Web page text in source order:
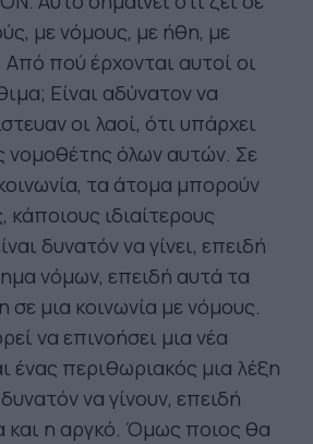
με νόμους, με ήθη, με
πού έρχονται αυτοί οι
Είναι αδύνατον να
οι λαοί, ότι υπάρχει
νομοθέτης όλων αυτών. Σε
τα άτομα μπορούν
ιδιαίτερους
δυνατόν να γίνει, επειδή
νόμων, επειδή αυτά τα
σε μια κοινωνία με νόμους.
να επινοήσει μια νέα
ένας περιθωριακός μια λέξη
να γίνουν, επειδή
και η αργκό. Όμως ποιος θα